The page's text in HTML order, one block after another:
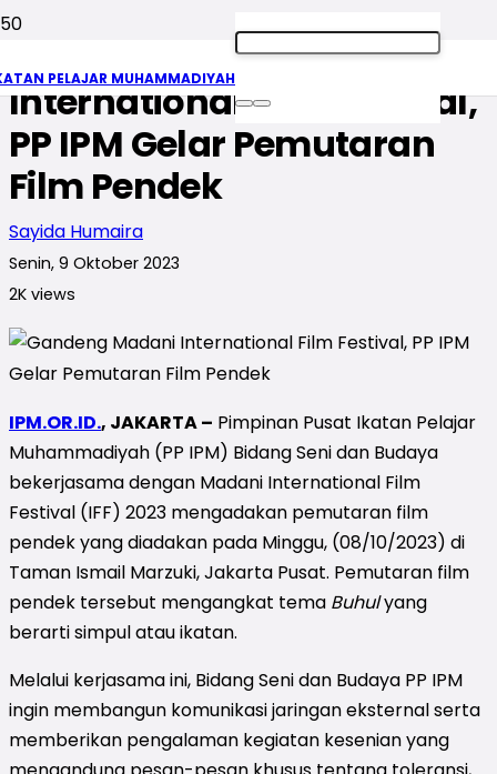
PELAJAR MUHAMMADIYAH
Gandeng Madani
International Film Festival,
PP IPM Gelar Pemutaran
Film Pendek
Sayida Humaira
Senin, 9 Oktober 2023
2K views
IPM.OR.ID., JAKARTA – Pimpinan Pusat Ikatan Pelajar
Muhammadiyah (PP IPM) Bidang Seni dan Budaya
bekerjasama dengan Madani International Film
Festival (IFF) 2023 mengadakan pemutaran film
pendek yang diadakan pada Minggu, (08/10/2023) di
Taman Ismail Marzuki, Jakarta Pusat. Pemutaran film
pendek tersebut mengangkat tema Buhulyang
berarti simpul atau ikatan.
Melalui kerjasama ini, Bidang Seni dan Budaya PP IPM
ingin membangun komunikasi jaringan eksternal serta
memberikan pengalaman kegiatan kesenian yang